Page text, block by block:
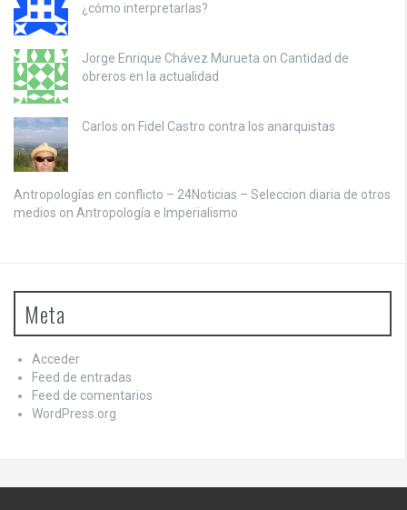
¿cómo interpretarlas?
Jorge Enrique Chávez Murueta on Cantidad de
obreros en la actualidad
Carlos on Fidel Castro contra los anarquistas
Antropologías en conflicto – 24Noticias – Seleccion diaria de otros
medios on Antropología e Imperialismo
Meta
Acceder
Feed de entradas
Feed de comentarios
WordPress.org